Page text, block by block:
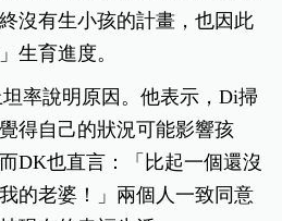
沒有生小孩的計畫，也因此
生育進度。
率說明原因。他表示，Di掃
得自己的狀況可能影響孩
DK也直言：「比起一個還沒
的老婆！」兩個人一致同意